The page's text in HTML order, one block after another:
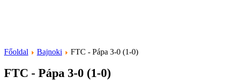
Főoldal Bajnoki FTC - Pápa 3-0 (1-0)
FTC - Pápa 3-0 (1-0)